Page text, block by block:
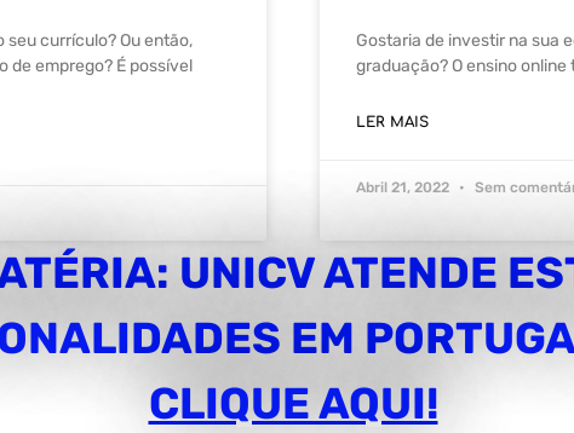
currículo? Ou então,
de emprego? É possível
Gostaria de investir na sua
graduação? O ensino
LER MAIS
Abril 21, 2022 Sem
UNICV ATENDE
EM
CLIQUE AQUI!